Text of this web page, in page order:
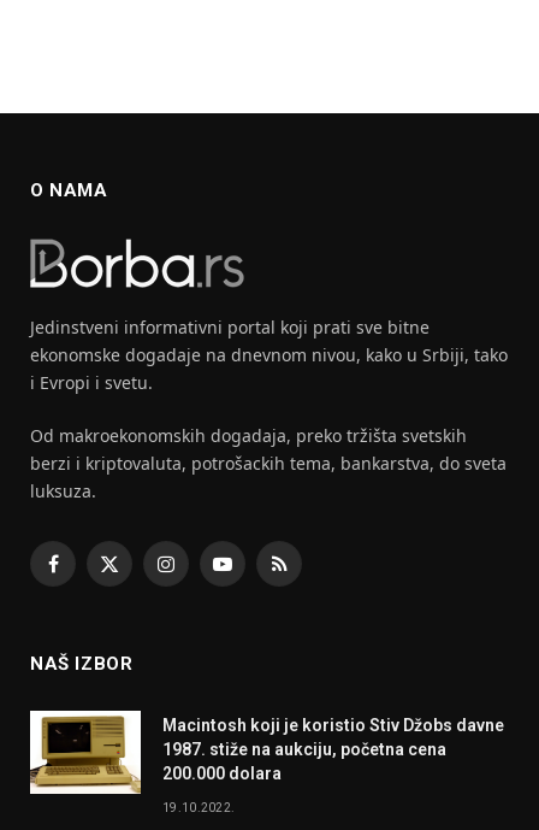
O NAMA
Jedinstveni informativni portal koji prati sve bitne
ekonomske dogadaje na dnevnom nivou, kako u Srbiji, tako
i Evropi i svetu.
Od makroekonomskih dogadaja, preko tržišta svetskih
berzi i kriptovaluta, potrošackih tema, bankarstva, do sveta
luksuza.
Facebook
X
InstagramYouTubeRSS
NAŠ IZBOR
Macintosh koji je koristio Stiv Džobs davne
1987. stiže na aukciju, početna cena
200.000 dolara
19.10.2022.